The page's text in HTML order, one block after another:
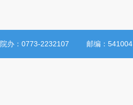
院办：0773-2232107 邮编：541004